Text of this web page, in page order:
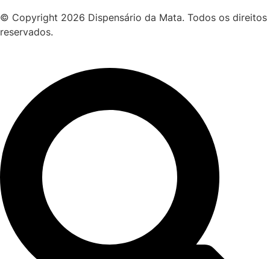
© Copyright 2026 Dispensário da Mata. Todos os direitos
reservados.